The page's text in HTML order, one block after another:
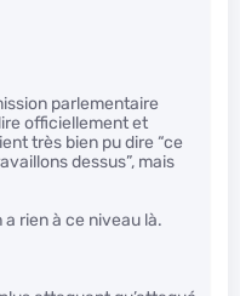
parlementaire
officiellement et
très bien pu dire “ce
dessus”, mais
a rien à ce niveau là.